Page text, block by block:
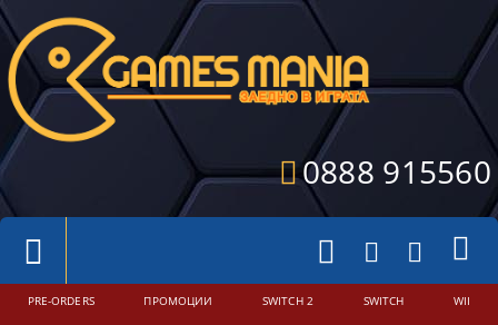
0888 915560
PRE-ORDERS ПРОМОЦИИ SWITCH 2 SWITCH WII